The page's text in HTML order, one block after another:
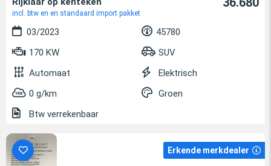
incl. btw en en standaard import pakket
03/2023
45780
170 KW
SUV
Automaat
Elektrisch
0 g/km
Groen
Btw verrekenbaar
Erkende merkdealer